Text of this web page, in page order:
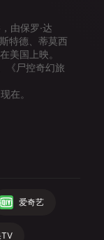
由保罗·达
特德、蒂莫西
美国上映。
《尸控奇幻旅
在。
爱奇艺